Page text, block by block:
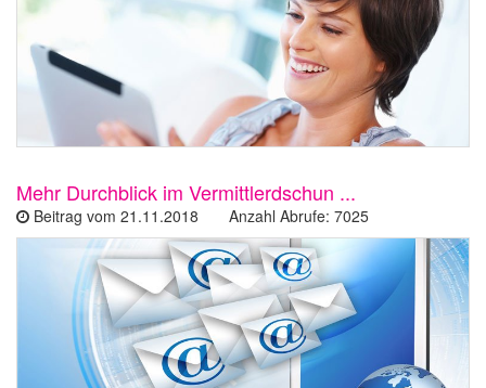
Mehr Durchblick im Vermittlerdschun ...
Beitrag vom 21.11.2018 Anzahl Abrufe: 7025